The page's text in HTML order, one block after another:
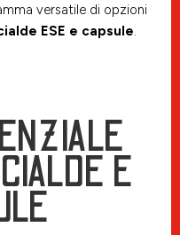
versatile di opzioni
ESE e capsule
E